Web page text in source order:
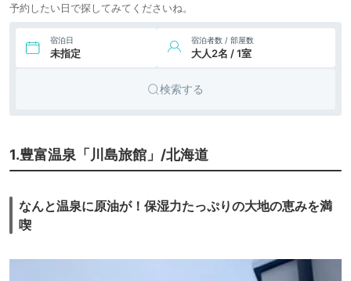
予約したい日で探してみてくださいね。
宿泊日
未指定
宿泊者数 / 部屋数
大人2名 / 1室
検索する
1.豊富温泉「川島旅館」/北海道
なんと温泉に原油が！保湿力たっぷりの大地の恵みを満
喫